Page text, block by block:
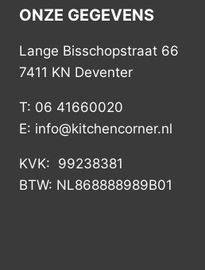
ONZE GEGEVENS
Lange Bisschopstraat 66
7411 KN Deventer
T: 06 41660020
E: info@kitchencorner.nl
KVK: 99238381
BTW: NL868888989B01